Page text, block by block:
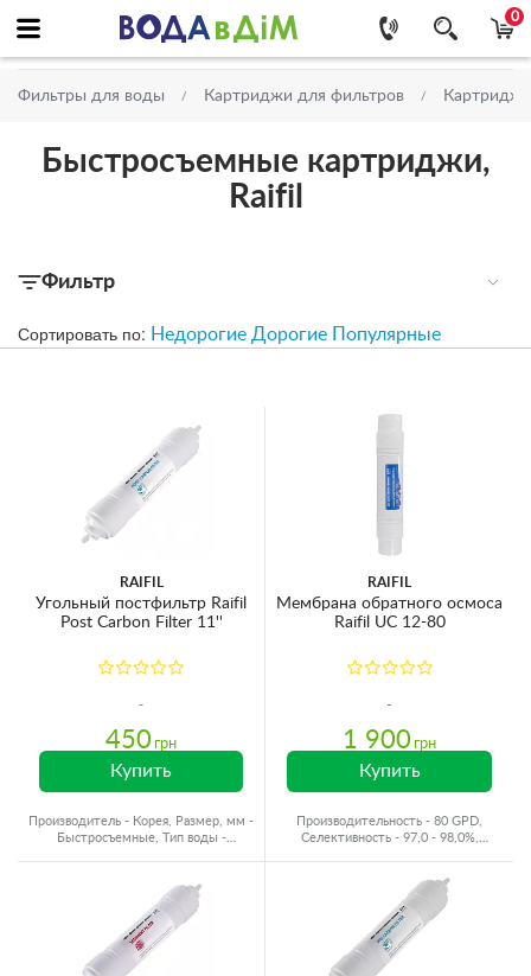
0
Фильтры для воды Картриджи для фильтров
Быстросъемные картриджи,
Raifil
Фильтр
Сортировать по: Недорогие Дорогие Популярные
RAIFIL
Угольный постфильтр Raifil
Post Carbon Filter 11''
450 грн
Купить
Производитель - Корея, Размер, мм -
Быстросъемные, Тип воды -
RAIFIL
Мембрана обратного осмоса
Raifil UC 12-80
1 900 грн
Купить
Производительность - 80 GPD,
Селективность - 97,0 - 98,0%,